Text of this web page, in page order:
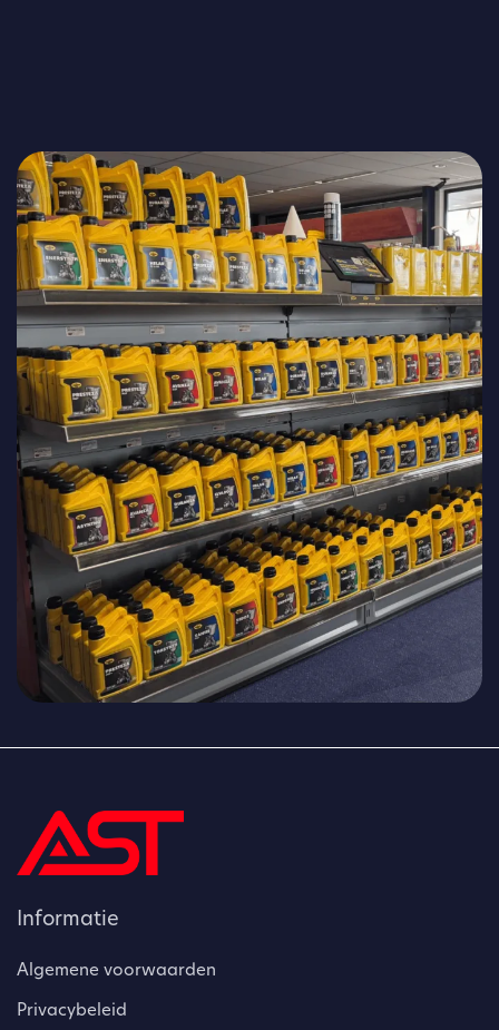
Informatie
Algemene voorwaarden
Privacybeleid